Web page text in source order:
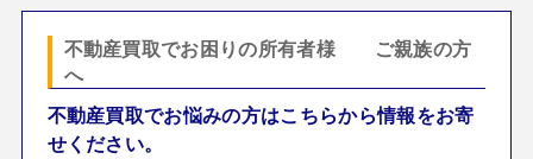
不動産買取でお困りの所有者様 ご親族の方
へ
不動産買取でお悩みの方はこちらから情報をお寄
せください。